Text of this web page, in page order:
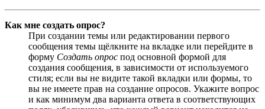
Как мне создать опрос?
При создании темы или редактировании первого
сообщения темы щёлкните на вкладке или перейдите в
форму Создать опрос под основной формой для
создания сообщения, в зависимости от используемого
стиля; если вы не видите такой вкладки или формы, то
вы не имеете прав на создание опросов. Укажите вопрос
и как минимум два варианта ответа в соответствующих